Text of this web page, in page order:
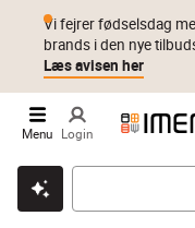
Klik & hent Byt i 1 år
Vi fejrer fødselsdag
brands i den nye
Læs avisen her
Menu Login